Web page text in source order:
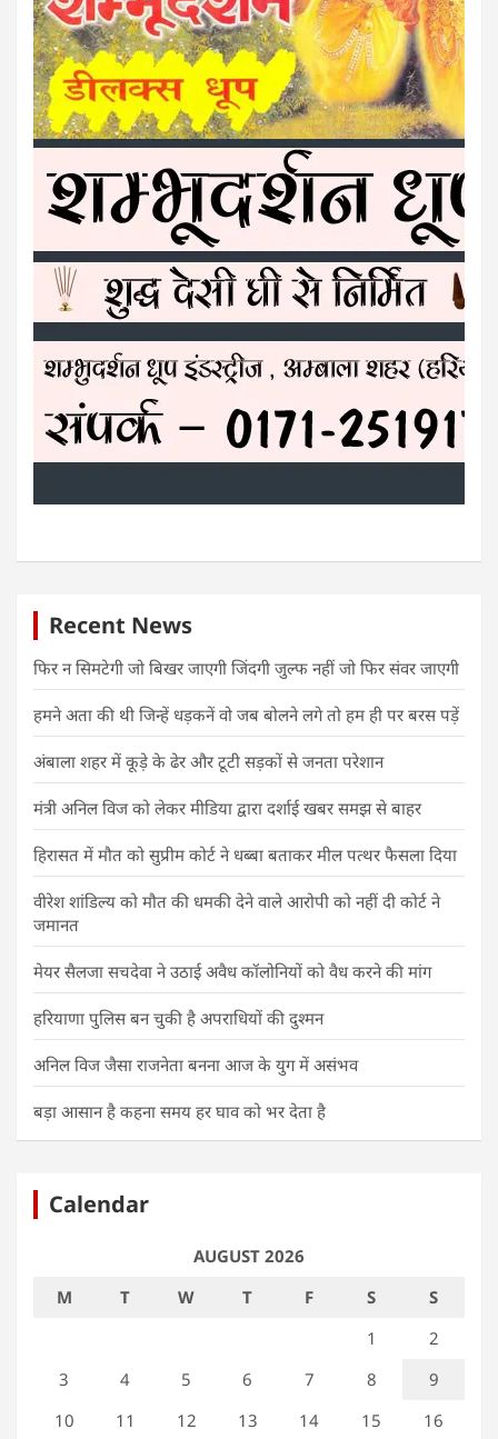
Recent News
फिर न सिमटेगी जो बिखर जाएगी जिंदगी जुल्फ नहीं जो फिर संवर जाएगी
हमने अता की थी जिन्हें धड़कनें वो जब बोलने लगे तो हम ही पर बरस पड़ें
अंबाला शहर में कूड़े के ढेर और टूटी सड़कों से जनता परेशान
मंत्री अनिल विज को लेकर मीडिया द्वारा दर्शाई खबर समझ से बाहर
हिरासत में मौत को सुप्रीम कोर्ट ने धब्बा बताकर मील पत्थर फैसला दिया
वीरेश शांडिल्य को मौत की धमकी देने वाले आरोपी को नहीं दी कोर्ट ने
जमानत
मेयर सैलजा सचदेवा ने उठाई अवैध कॉलोनियों को वैध करने की मांग
हरियाणा पुलिस बन चुकी है अपराधियों की दुश्मन
अनिल विज जैसा राजनेता बनना आज के युग में असंभव
बड़ा आसान है कहना समय हर घाव को भर देता है
Calendar
AUGUST 2026
M
T W T F S
S
1
2
3
4 5 6 7 8
9
10
11 12 13 14 15 16